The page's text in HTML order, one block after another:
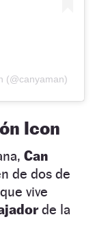
(@canyaman)
Icon
Can
de dos de
vive
de la